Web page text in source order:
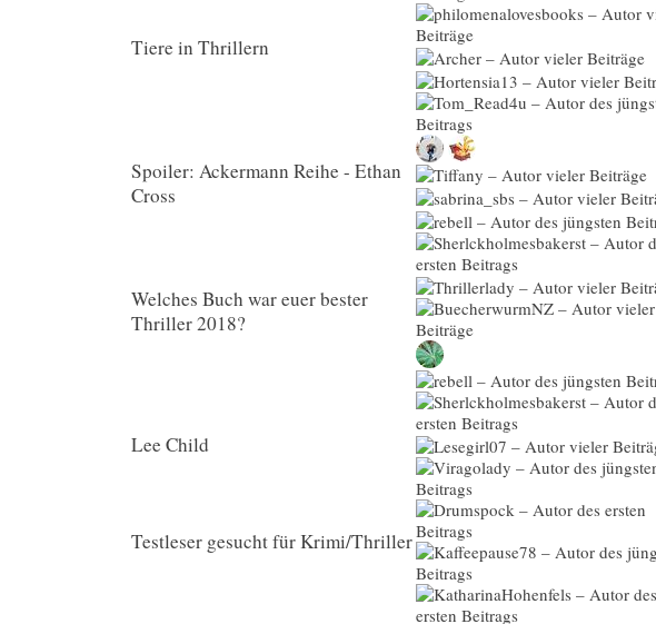
Tiere in Thrillern
Spoiler: Ackermann Reihe - Ethan
Cross
Welches Buch war euer bester
Thriller 2018?
Lee Child
Testleser gesucht für Krimi/Thriller